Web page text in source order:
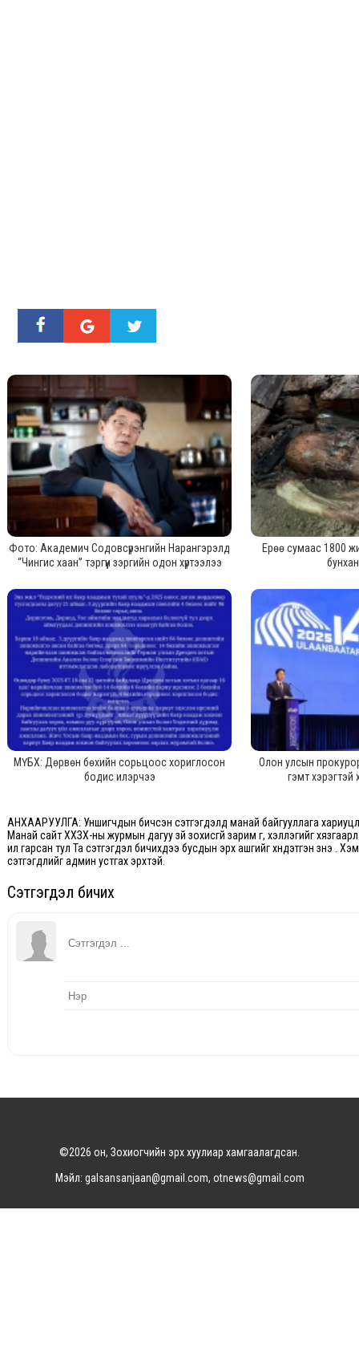
Фото: Академич Содовсүрэнгийн Нарангэрэлд
“Чингис хаан” тэргүүн зэргийн одон хүртээлээ
Ерөө сумаас 1800
МҮБХ: Дөрвөн бөхийн сорьцоос хориглосон
бодис илэрчээ
Олон улсын
гэмт
АНХААРУУЛГА: Уншигчдын бичсэн сэтгэгдэлд манай байгууллага
Манай сайт ХХЗХ-ны журмын дагуу зүй зохисгүй зарим үг, хэллэгийг
ил гарсан тул Та сэтгэгдэл бичихдээ бусдын эрх ашгийг хүндэтгэн үзнэ үү.
сэтгэгдлийг админ устгах эрхтэй.
Сэтгэгдэл бичих
©2026 он, Зохиогчийн эрх хуулиар хамгаалагдсан.
Мэйл: galsansanjaan@gmail.com, otnews@gmail.com